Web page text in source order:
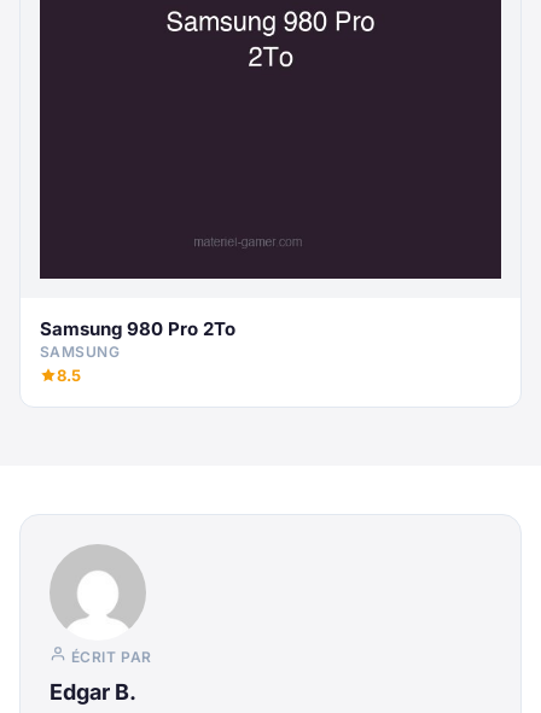
Samsung 980 Pro 2To
SAMSUNG
8.5
ÉCRIT PAR
Edgar B.